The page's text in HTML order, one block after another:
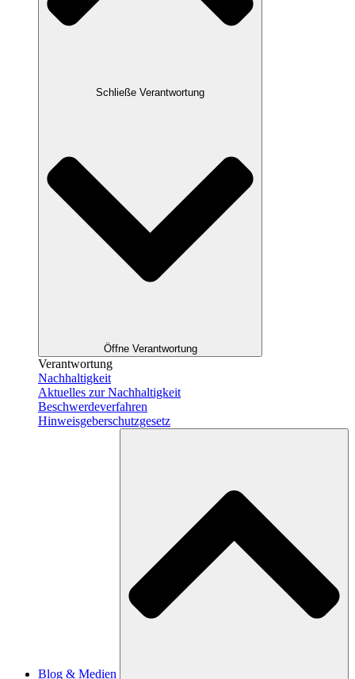
Schließe Verantwortung
Öffne Verantwortung
Verantwortung
Nachhaltigkeit
Aktuelles zur Nachhaltigkeit
Beschwerdeverfahren
Hinweisgeber­schutzgesetz
Blog & Medien